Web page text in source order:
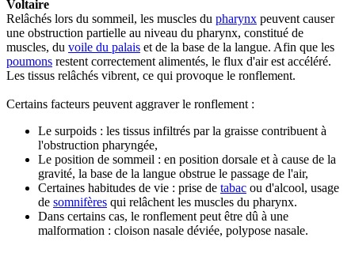
Voltaire
Relâchés lors du sommeil, les muscles du pharynx peuvent causer
une obstruction partielle au niveau du pharynx, constitué de
muscles, du voile du palais et de la base de la langue. Afin que les
poumons restent correctement alimentés, le flux d'air est accéléré.
Les tissus relâchés vibrent, ce qui provoque le ronflement.
Certains facteurs peuvent aggraver le ronflement :
Le surpoids : les tissus infiltrés par la graisse contribuent à
l'obstruction pharyngée,
Le position de sommeil : en position dorsale et à cause de la
gravité, la base de la langue obstrue le passage de l'air,
Certaines habitudes de vie : prise de tabac ou d'alcool, usage
de somnifères qui relâchent les muscles du pharynx.
Dans certains cas, le ronflement peut être dû à une
malformation : cloison nasale déviée, polypose nasale.